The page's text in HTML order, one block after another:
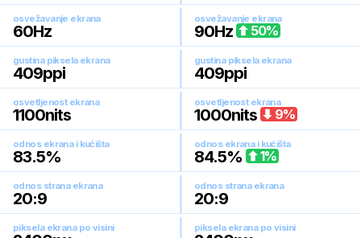
osvežavanje ekrana
60Hz
osvežavanje ekrana
90Hz 50%
gustina piksela ekrana
409ppi
gustina piksela ekrana
409ppi
osvetljenost ekrana
1100nits
osvetljenost ekrana
1000nits 9%
odnos ekrana i kućišta
83.5%
odnos ekrana i kućišta
84.5% 1%
odnos strana ekrana
20:9
odnos strana ekrana
20:9
piksela ekrana po visini piksela ekrana po visini